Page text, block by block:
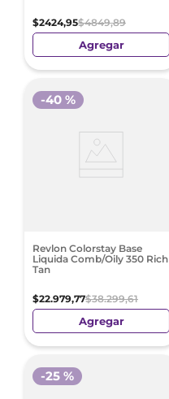
$2424,95$4849,89
Agregar
Revlon Colorstay Base
Liquida Comb/Oily 350 Rich
Tan
$22.979,77$38.299,61
-40 %
Agregar
-25 %